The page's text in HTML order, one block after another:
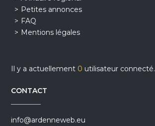
Petites annonces
FAQ
Mentions légales
Il y a actuellement 0 utilisateur connecté.
CONTACT
info@ardenneweb.eu